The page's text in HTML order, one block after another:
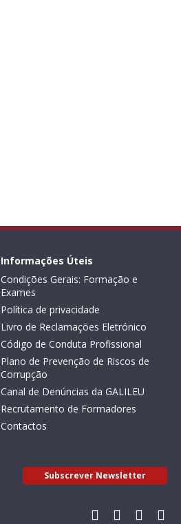
Informações Úteis
Condições Gerais: Formação e
Exames
Política de privacidade
Livro de Reclamações Eletrónico
Código de Conduta Profissional
Plano de Prevenção de Riscos de
Corrupção
Canal de Denúncias da GALILEU
Recrutamento de Formadores
Contactos
Subscrever Newsletter